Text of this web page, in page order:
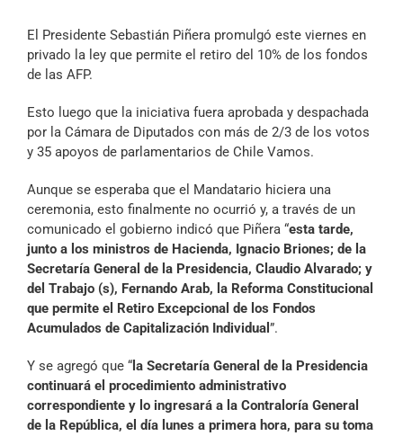
El Presidente Sebastián Piñera promulgó este viernes en
privado la ley que permite el retiro del 10% de los fondos
de las AFP.
Esto luego que la iniciativa fuera aprobada y despachada
por la Cámara de Diputados con más de 2/3 de los votos
y 35 apoyos de parlamentarios de Chile Vamos.
Aunque se esperaba que el Mandatario hiciera una
ceremonia, esto finalmente no ocurrió y, a través de un
comunicado el gobierno indicó que Piñera “esta tarde,
junto a los ministros de Hacienda, Ignacio Briones; de la
Secretaría General de la Presidencia, Claudio Alvarado; y
del Trabajo (s), Fernando Arab, la Reforma Constitucional
que permite el Retiro Excepcional de los Fondos
Acumulados de Capitalización Individual ”.
Y se agregó que “ la Secretaría General de la Presidencia
continuará el procedimiento administrativo
correspondiente y lo ingresará a la Contraloría General
de la República, el día lunes a primera hora, para su toma